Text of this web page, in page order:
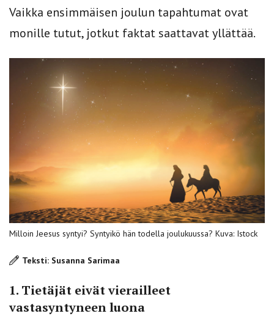
Vaikka ensimmäisen joulun tapahtumat ovat
monille tutut, jotkut faktat saattavat yllättää.
Milloin Jeesus syntyi? Syntyikö hän todella joulukuussa? Kuva: Istock
Teksti: Susanna Sarimaa
1. Tietäjät eivät vierailleet
vastasyntyneen luona